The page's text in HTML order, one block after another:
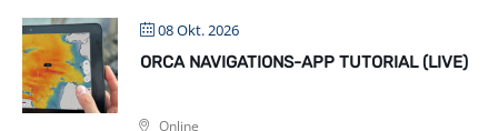
08 Okt. 2026
ORCA NAVIGATIONS-APP TUTORIAL (LIVE)
Online